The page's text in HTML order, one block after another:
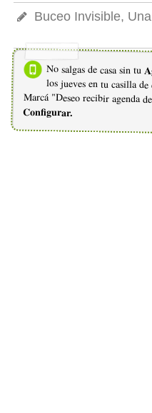
Buceo Invisible,
No salgas de casa sin tu
los jueves en tu casilla de
Marcá "Deseo recibir agenda
Configurar.